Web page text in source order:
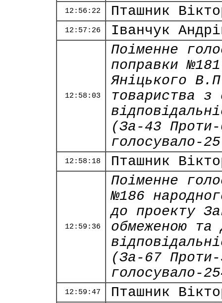
12:56:22 Пташник
12:57:26 Іванчук
12:58:03
Поіменне
поправки
Яніцького
товариства з
(За-43
голосувало-
12:58:18 Пташник
12:59:36
Поіменне
№186
до проекту
обмеженою та
(За-67
голосувало-
12:59:47 Пташник